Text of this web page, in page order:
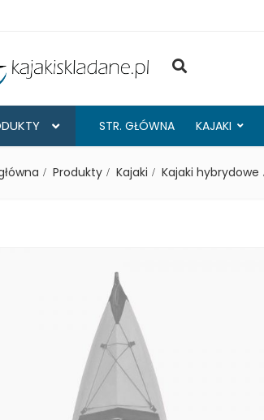
STR. GŁÓWNA KAJAKI
Produkty Kajaki Kajaki hybrydowe